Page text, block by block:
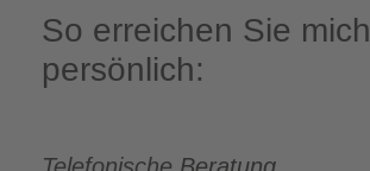
So erreichen Sie mich
persönlich: